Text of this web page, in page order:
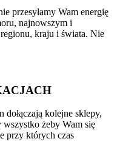
przesyłamy Wam energię
najnowszym i
kraju i świata. Nie
dołączają kolejne sklepy,
żeby Wam się
przy których czas